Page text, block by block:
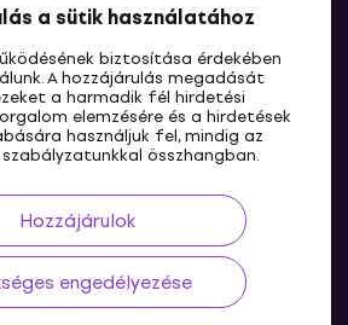
a sütik használatához
biztosítása érdekében
A hozzájárulás megadását
a harmadik fél hirdetési
elemzésére és a hirdetések
használjuk fel, mindig az
szabályzatunkkal összhangban.
Hozzájárulok
engedélyezése
HU